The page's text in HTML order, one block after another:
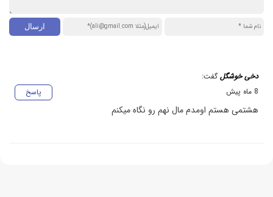
دخی خوشگل گفت:
پاسخ
8 ماه پیش
هشتمی هستم اومدم مال نهم رو نگاه میکنم